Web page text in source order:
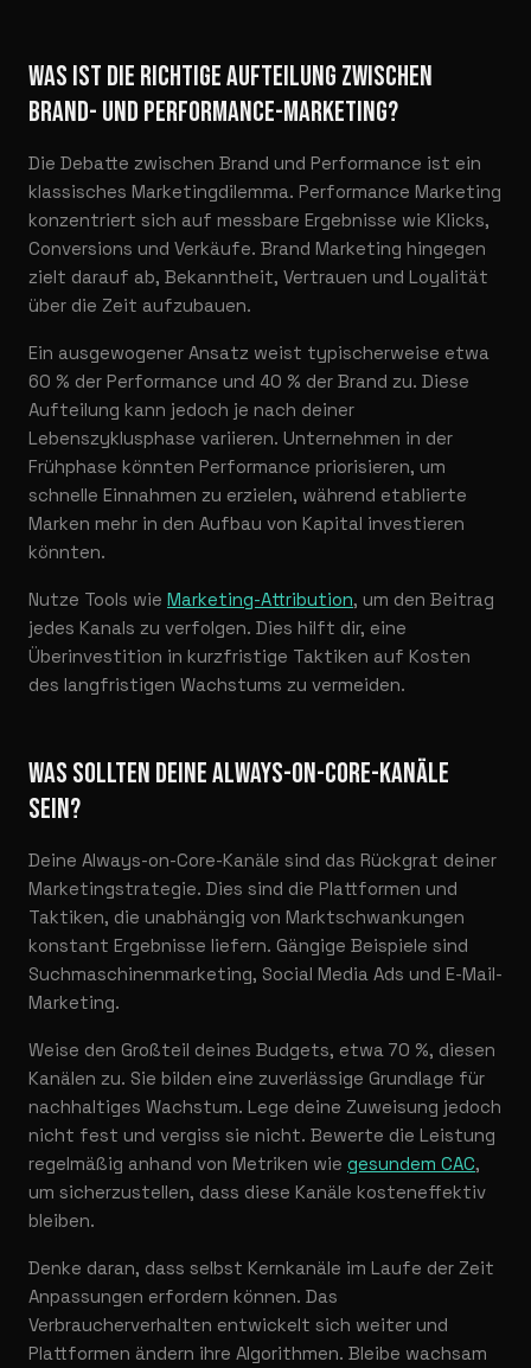
WAS IST DIE RICHTIGE AUFTEILUNG ZWISCHEN
BRAND- UND PERFORMANCE-MARKETING?
Die Debatte zwischen Brand und Performance ist ein
klassisches Marketingdilemma. Performance Marketing
konzentriert sich auf messbare Ergebnisse wie Klicks,
Conversions und Verkäufe. Brand Marketing hingegen
zielt darauf ab, Bekanntheit, Vertrauen und Loyalität
über die Zeit aufzubauen.
Ein ausgewogener Ansatz weist typischerweise etwa
60 % der Performance und 40 % der Brand zu. Diese
Aufteilung kann jedoch je nach deiner
Lebenszyklusphase variieren. Unternehmen in der
Frühphase könnten Performance priorisieren, um
schnelle Einnahmen zu erzielen, während etablierte
Marken mehr in den Aufbau von Kapital investieren
könnten.
Nutze Tools wie Marketing-Attribution, um den Beitrag
jedes Kanals zu verfolgen. Dies hilft dir, eine
Überinvestition in kurzfristige Taktiken auf Kosten
des langfristigen Wachstums zu vermeiden.
WAS SOLLTEN DEINE ALWAYS-ON-CORE-KANÄLE
SEIN?
Deine Always-on-Core-Kanäle sind das Rückgrat deiner
Marketingstrategie. Dies sind die Plattformen und
Taktiken, die unabhängig von Marktschwankungen
konstant Ergebnisse liefern. Gängige Beispiele sind
Suchmaschinenmarketing, Social Media Ads und E-Mail-
Marketing.
Weise den Großteil deines Budgets, etwa 70 %, diesen
Kanälen zu. Sie bilden eine zuverlässige Grundlage für
nachhaltiges Wachstum. Lege deine Zuweisung jedoch
nicht fest und vergiss sie nicht. Bewerte die Leistung
regelmäßig anhand von Metriken wie gesundem CAC,
um sicherzustellen, dass diese Kanäle kosteneffektiv
bleiben.
Denke daran, dass selbst Kernkanäle im Laufe der Zeit
Anpassungen erfordern können. Das
Verbraucherverhalten entwickelt sich weiter und
Plattformen ändern ihre Algorithmen. Bleibe wachsam